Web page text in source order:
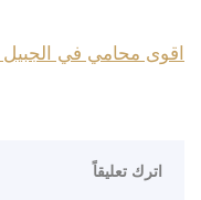
اقوى محامي في الجبيل
اترك تعليقاً